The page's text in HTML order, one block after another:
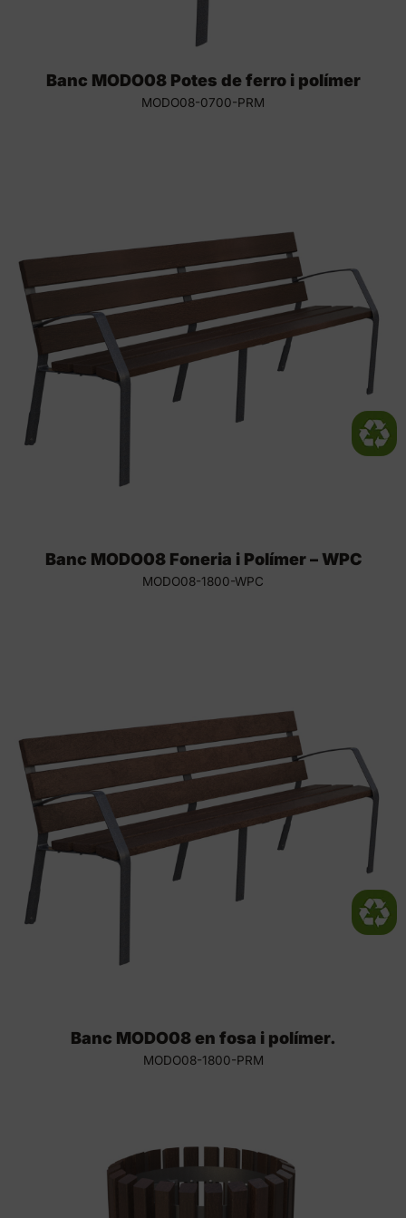
Banc MODO08 Potes de ferro i polímer
MODO08-0700-PRM
Banc MODO08 Foneria i Polímer – WPC
MODO08-1800-WPC
Banc MODO08 en fosa i polímer.
MODO08-1800-PRM